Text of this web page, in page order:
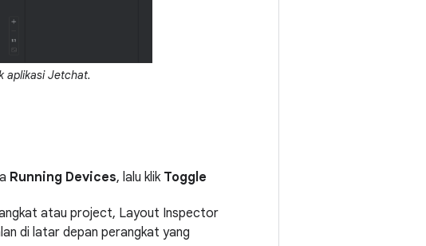
aplikasi Jetchat.
Running Devices, lalu klik Toggle
atau project, Layout Inspector
di latar depan perangkat yang